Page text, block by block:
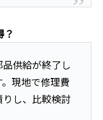
？
供給が終了し
現地で修理費
し、比較検討